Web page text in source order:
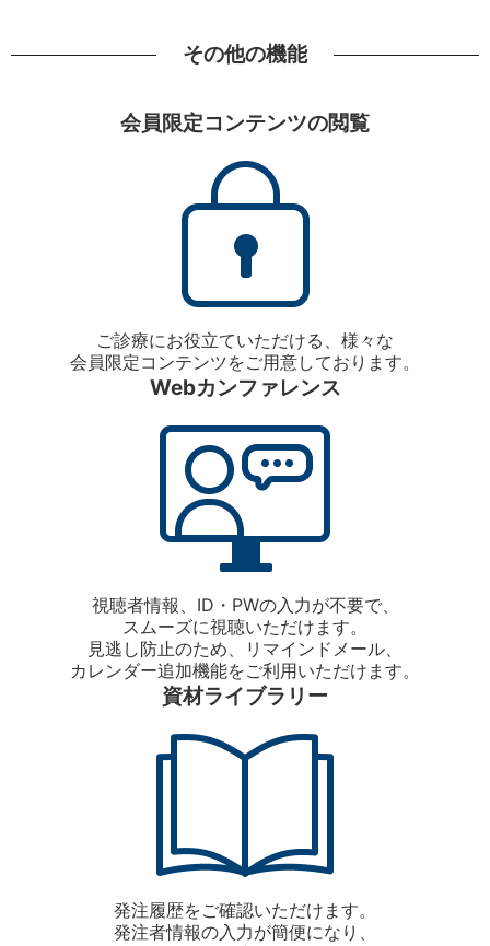
その他の機能
会員限定コンテンツの閲覧
ご診療にお役立ていただける、様々な
会員限定コンテンツをご用意しております。
Webカンファレンス
視聴者情報、ID・PWの入力が不要で、
スムーズに視聴いただけます。
見逃し防止のため、リマインドメール、
カレンダー追加機能をご利用いただけます。
資材ライブラリー
発注履歴をご確認いただけます。
発注者情報の入力が簡便になり、